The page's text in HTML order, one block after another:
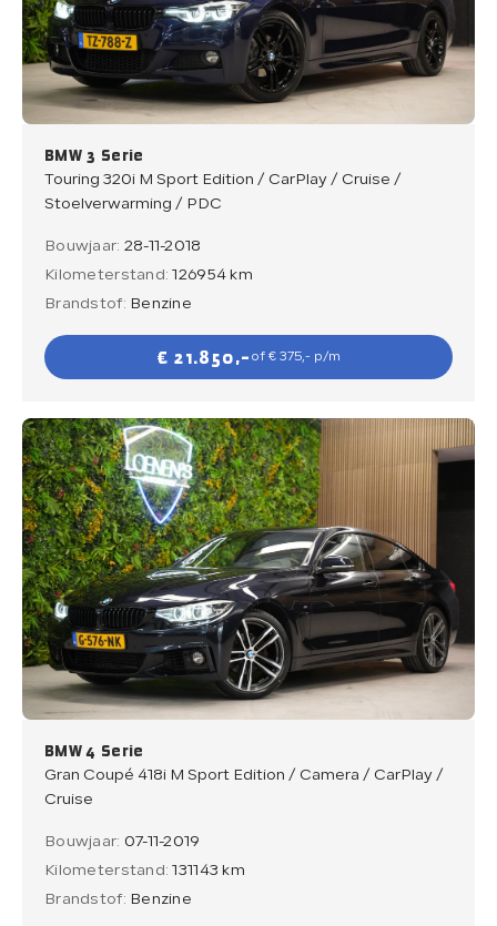
BMW 3 Serie
Touring 320i M Sport Edition / CarPlay / Cruise /
Stoelverwarming / PDC
Bouwjaar: 28-11-2018
Kilometerstand:126954 km
Brandstof: Benzine
€ 21.850,- of € 375,- p/m
BMW 4 Serie
Gran Coupé 418i M Sport Edition / Camera / CarPlay /
Cruise
Bouwjaar: 07-11-2019
Kilometerstand:131143 km
Brandstof: Benzine